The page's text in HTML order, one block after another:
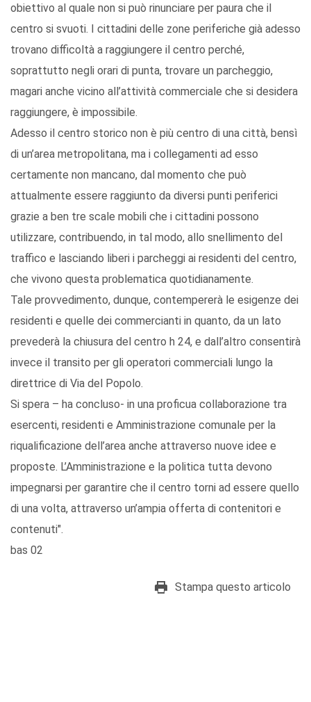
obiettivo al quale non si può rinunciare per paura che il
centro si svuoti. I cittadini delle zone periferiche già adesso
trovano difficoltà a raggiungere il centro perché,
soprattutto negli orari di punta, trovare un parcheggio,
magari anche vicino all’attività commerciale che si desidera
raggiungere, è impossibile.
Adesso il centro storico non è più centro di una città, bensì
di un’area metropolitana, ma i collegamenti ad esso
certamente non mancano, dal momento che può
attualmente essere raggiunto da diversi punti periferici
grazie a ben tre scale mobili che i cittadini possono
utilizzare, contribuendo, in tal modo, allo snellimento del
traffico e lasciando liberi i parcheggi ai residenti del centro,
che vivono questa problematica quotidianamente.
Tale provvedimento, dunque, contempererà le esigenze dei
residenti e quelle dei commercianti in quanto, da un lato
prevederà la chiusura del centro h 24, e dall’altro consentirà
invece il transito per gli operatori commerciali lungo la
direttrice di Via del Popolo.
Si spera – ha concluso- in una proficua collaborazione tra
esercenti, residenti e Amministrazione comunale per la
riqualificazione dell’area anche attraverso nuove idee e
proposte. L’Amministrazione e la politica tutta devono
impegnarsi per garantire che il centro torni ad essere quello
di una volta, attraverso un’ampia offerta di contenitori e
contenuti".
bas 02
Stampa questo articolo